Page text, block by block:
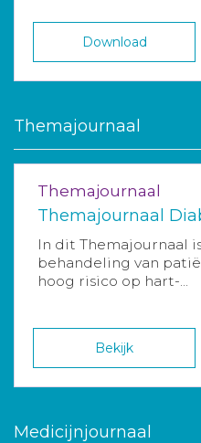
Download
Themajournaal
Themajournaal
Themajournaal
In dit Themajournaal
behandeling van
hoog risico op hart-...
Bekijk
Medicijnjournaal